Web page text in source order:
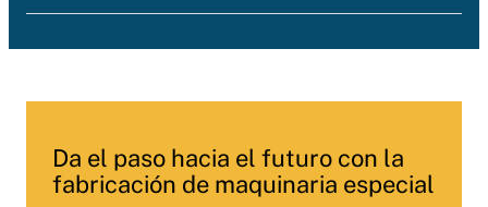
Da el paso hacia el futuro con la
fabricación de maquinaria especial